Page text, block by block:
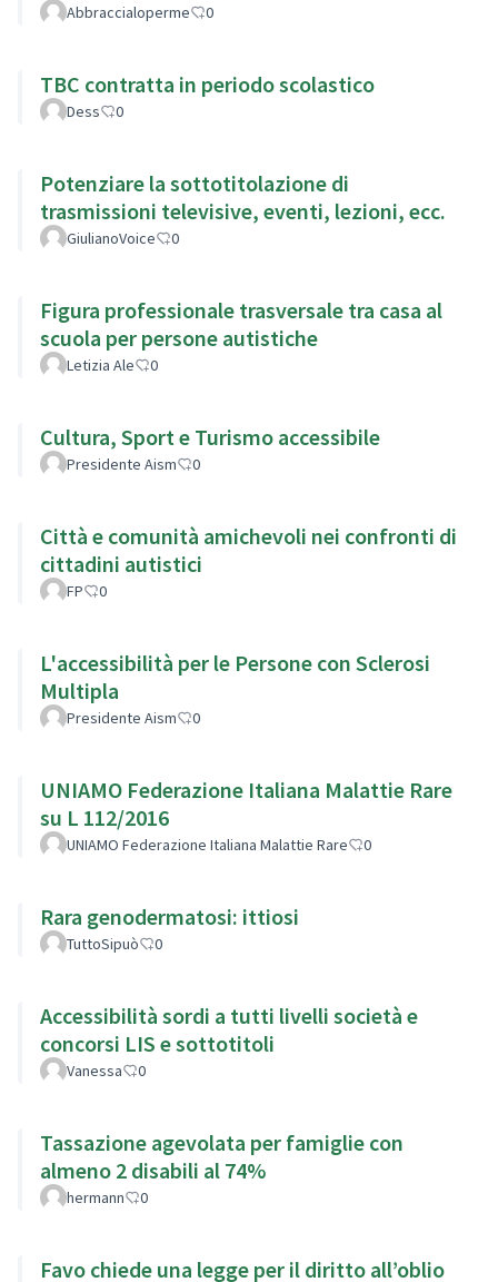
Abbraccialoperme 0
TBC contratta in periodo scolastico
Dess 0
Potenziare la sottotitolazione di
trasmissioni televisive, eventi, lezioni, ecc.
GiulianoVoice 0
Figura professionale trasversale tra casa al
scuola per persone autistiche
Letizia Ale 0
Cultura, Sport e Turismo accessibile
Presidente Aism 0
Città e comunità amichevoli nei confronti di
cittadini autistici
FP 0
L'accessibilità per le Persone con Sclerosi
Multipla
Presidente Aism 0
UNIAMO Federazione Italiana Malattie Rare
su L 112/2016
UNIAMO Federazione Italiana Malattie Rare 0
Rara genodermatosi: ittiosi
TuttoSipuò 0
Accessibilità sordi a tutti livelli società e
concorsi LIS e sottotitoli
Vanessa 0
Tassazione agevolata per famiglie con
almeno 2 disabili al 74%
hermann 0
Favo chiede una legge per il diritto all’oblio